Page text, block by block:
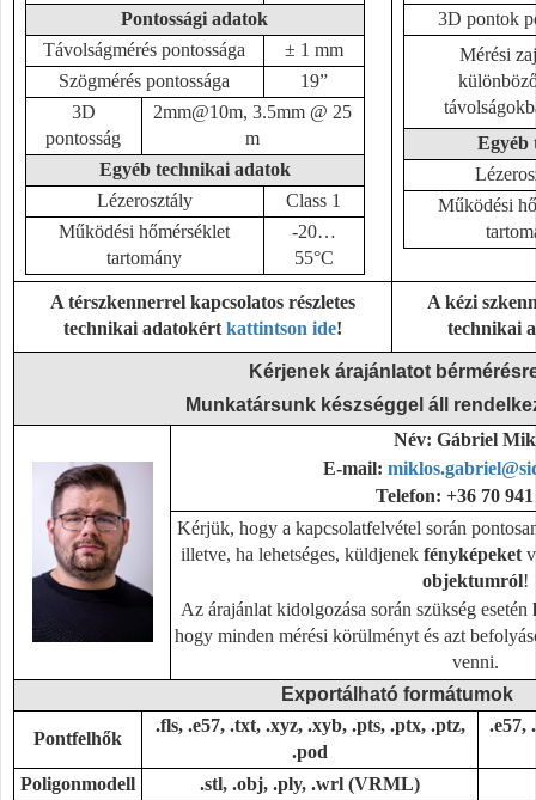
Pontossági adatok
Távolságmérés pontossága
± 1 mm
Szögmérés pontossága
19”
3D
pontosság
2mm@10m, 3.5mm @ 25
m
Egyéb technikai adatok
Lézerosztály
Class 1
Működési hőmérséklet
tartomány
-20…
55°C
3D pontok
Mérési zaj
Egyéb
Működési
A térszkennerrel kapcsolatos részletes
technikai adatokért kattintson ide!
A kézi
technikai
Kérjenek árajánlatot
Munkatársunk készséggel áll
Név: Gábriel
E-mail:
Telefon: +36 70 941
Kérjük, hogy a kapcsolatfelvétel során
illetve, ha lehetséges, küldjenek fényképeket
objektumról!
Az árajánlat kidolgozása során szükség esetén
hogy minden mérési körülményt és azt
venni.
Exportálható formátumok
Pontfelhők
.fls, .e57, .txt, .xyz, .xyb, .pts, .ptx, .ptz,
.pod
.e57,
Poligonmodell
.stl, .obj, .ply, .wrl (VRML)